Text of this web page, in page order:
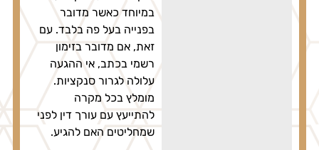
במיוחד כאשר מדובר
בפנייה בעל פה בלבד. עם
זאת, אם מדובר בזימון
רשמי בכתב, אי ההגעה
עלולה לגרור סנקציות.
מומלץ בכל מקרה
להתייעץ עם עורך דין לפני
שמחליטים האם להגיע.